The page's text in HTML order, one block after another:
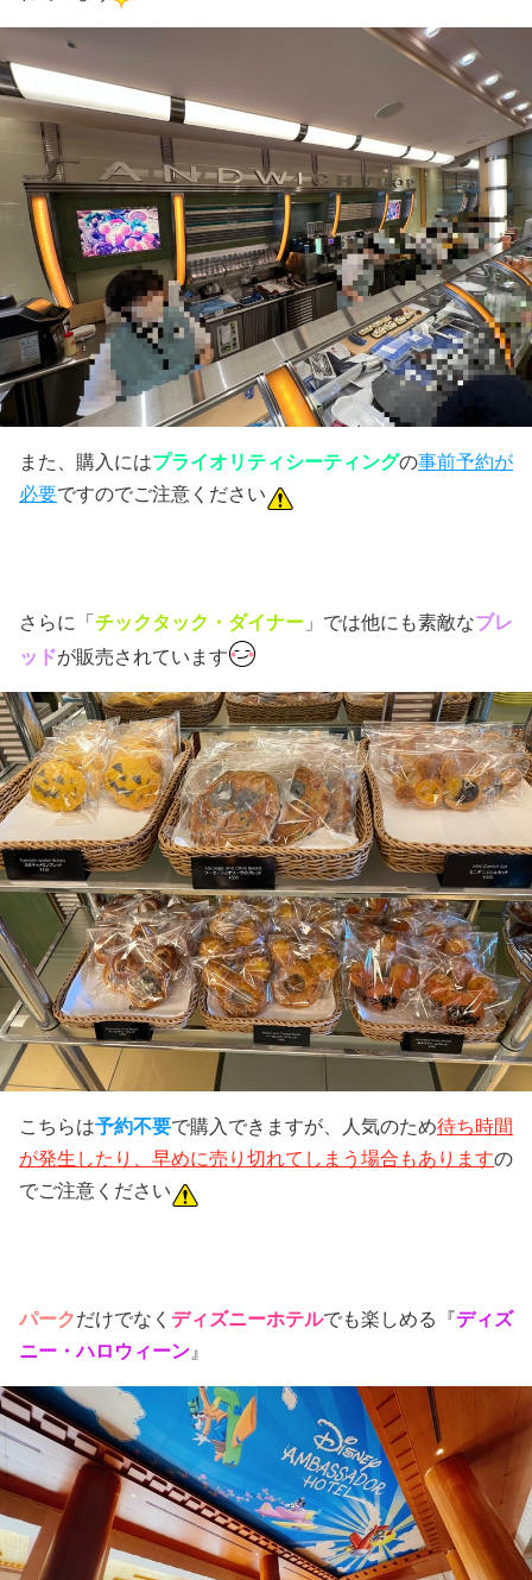
また、購入にはプライオリティシーティングの事前予約が
必要ですのでご注意ください
さらに 「チックタック・ダイナー 」では他にも素敵なブレ
ッドが販売されています
こちらは予約不要で購入できますが、人気のため待ち時間
が発生したり、早めに売り切れてしまう場合もありますの
でご注意ください
パークだけでなく ディズニーホテルでも楽しめる 『 ディズ
ニー・ハロウィーン』